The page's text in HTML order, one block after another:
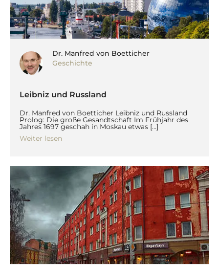
Dr. Manfred von Boetticher
Geschichte
Leibniz und Russland
Dr. Manfred von Boetticher Leibniz und Russland
Prolog: Die große Gesandtschaft Im Frühjahr des
Jahres 1697 geschah in Moskau etwas […]
Weiter lesen